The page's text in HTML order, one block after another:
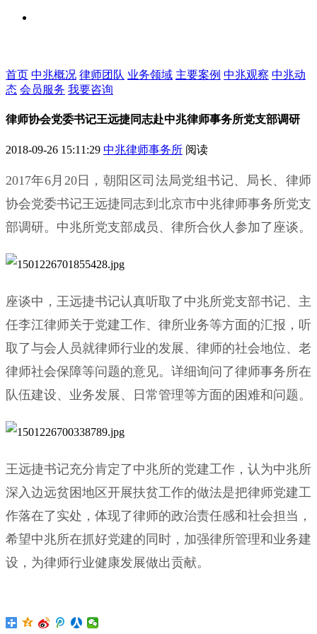
首页 中兆概况 律师团队 业务领域 主要案例 中兆观察 中兆动
态 会员服务 我要咨询
律师协会党委书记王远捷同志赴中兆律师事务所党支部调研
2018-09-26 15:11:29 中兆律师事务所 阅读
2017年6月20日 ，朝阳区司法局党组书记、局长、律师
协会党委书记王远捷同志到北京市中兆律师事务所党支
部调研。中兆所党支部成员、律所合伙人参加了座谈。
座谈中，王远捷书记认真听取了中兆所党支部书记、主
任李江律师关于党建工作、律所业务等方面的汇报，听
取了与会人员就律师行业的发展、律师的社会地位、老
律师社会保障等问题的意见。详细询问了律师事务所在
队伍建设、业务发展、日常管理等方面的困难和问题。
王远捷书记充分肯定了中兆所的党建工作，认为中兆所
深入边远贫困地区开展扶贫工作的做法是把律师党建工
作落在了实处，体现了律师的政治责任感和社会担当，
希望中兆所在抓好党建的同时，加强律所管理和业务建
设，为律师行业健康发展做出贡献。